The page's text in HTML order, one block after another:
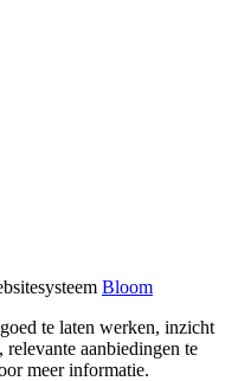
Bloom
te laten werken, inzicht
aanbiedingen te
meer informatie.